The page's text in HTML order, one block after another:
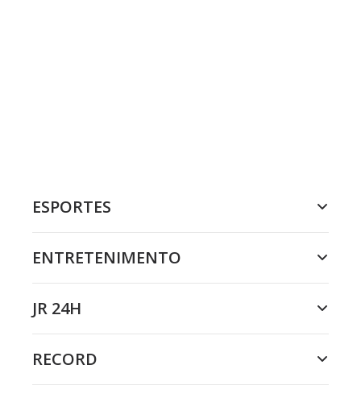
ESPORTES
ENTRETENIMENTO
JR 24H
RECORD